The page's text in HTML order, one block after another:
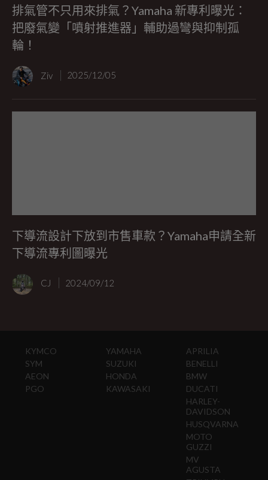
排氣管不只用來排氣？Yamaha 新專利曝光：
把廢氣變「噴射推進器」輔助過彎與抑制孤
輪！
Ziv 2025/12/05
下導流設計下放到市售車款？Yamaha申請全新
下導流專利圖曝光
CJ 2024/09/12
KYMCO
SYM
AEON
PGO
YAMAHA
SUZUKI
HONDA
KAWASAKI
APRILIA
BENELLI
BMW
DUCATI
HARLEY-
DAVIDSON
HUSQVARNA
MOTO
GUZZI
MV
AGUSTA